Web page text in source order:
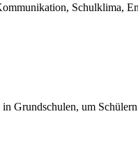
Schulklima,
Grundschulen, um